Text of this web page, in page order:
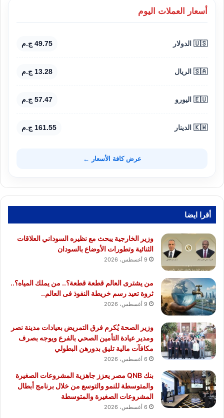
أسعار العملات اليوم
🇺🇸 الدولار 49.75 ج.م
🇸🇦 الريال 13.28 ج.م
🇪🇺 اليورو 57.47 ج.م
🇰🇼 الدينار 161.55 ج.م
عرض كافة الأسعار ←
أقرا ايضا
وزير الخارجية يبحث مع نظيره السوداني العلاقات
الثنائية وتطورات الأوضاع بالسودان
9 أغسطس، 2026
من يشترى العالم قطعة قطعة؟.. من يملك المياه؟..
ثروة تعيد رسم خريطة النفوذ فى العالم..
9 أغسطس، 2026
وزير الصحة يُكرم فرق التمريض بعيادات مدينة نصر
ومدير عيادة التأمين الصحي بالفرع ويوجه بصرف
مكافآت مالية تليق بدورهن البطولي
6 أغسطس، 2026
بنك QNB مصر يعزز جاهزية المشروعات الصغيرة
والمتوسطة للنمو والتوسع من خلال برنامج أبطال
المشروعات الصغيرة والمتوسطة
6 أغسطس، 2026